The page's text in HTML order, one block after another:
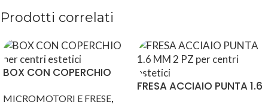
Prodotti correlati
BOX CON COPERCHIO
MICROMOTORI E FRESE,
FRESA ACCIAIO PUNTA 1.6